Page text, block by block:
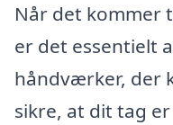
Når det kommer
er det essentielt
håndværker, der
sikre, at dit tag